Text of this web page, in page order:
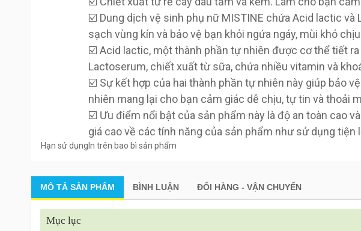
☑️ Dung dịch vệ sinh phụ nữ MISTINE chứa Acid lactic
sạch vùng kín và bảo vệ bạn khỏi ngứa ngáy, mùi khó
☑️ Acid lactic, một thành phần tự nhiên được cơ thể tiết
Lactoserum, chiết xuất từ sữa, chứa nhiều vitamin và
☑️ Sự kết hợp của hai thành phần tự nhiên này giúp bảo
nhiên mang lại cho bạn cảm giác dễ chịu, tự tin và thoải
☑️ Ưu điểm nổi bật của sản phẩm này là độ an toàn cao
giá cao về các tính năng của sản phẩm như sử dụng
Hạn sử dụng In trên bao bì sản phẩm
MÔ TẢ SẢN PHẨM BÌNH LUẬN ĐỔI HÀNG - VẬN CHUYỂN
Mục lục